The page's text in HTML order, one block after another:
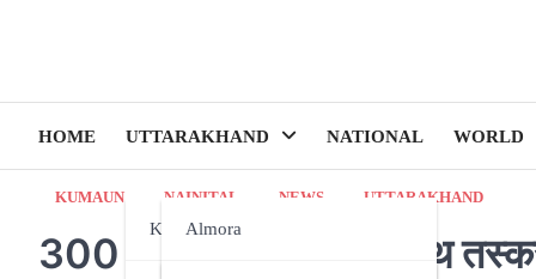
HOME UTTARAKHAND
KumaunAlmora
NATIONAL WORLD
KUMAUN NAINITAL NEWS UTTARAKHAND
300 नशीले इंजेक्शन के साथ तस्कर